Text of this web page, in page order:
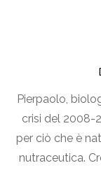
Pierpaolo,
crisi del 2008-
per ciò che è
nutraceutica.